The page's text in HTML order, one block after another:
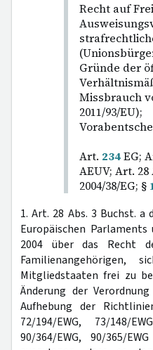
Recht auf
Gründe der
Missbrauch
2011/93/EU);
Art. 234EG;
AEUV; Art.
2004/38/EG; §
1. Art. 28 Abs. 3 Buchst. a
Europäischen
2004 über das Recht
Familienangehörigen,
Mitgliedstaaten frei zu
Änderung der
Aufhebung der
72/194/EWG, 73/148/
90/364/EWG, 90/365/